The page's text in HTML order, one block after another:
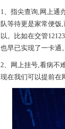
1、指尖查询,网上通
队等待更是家常便饭
以。比如在交管
也早已实现了一卡通。
2、网上挂号,看病不
现在我们可以提前在